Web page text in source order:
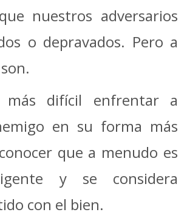
nuestros adversarios
o depravados. Pero a
más difícil enfrentar a
en su forma más
que a menudo es
y se considera
con el bien.